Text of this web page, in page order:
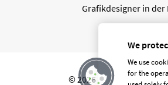
Grafikdesigner in der
© 2026
We
We use
for the